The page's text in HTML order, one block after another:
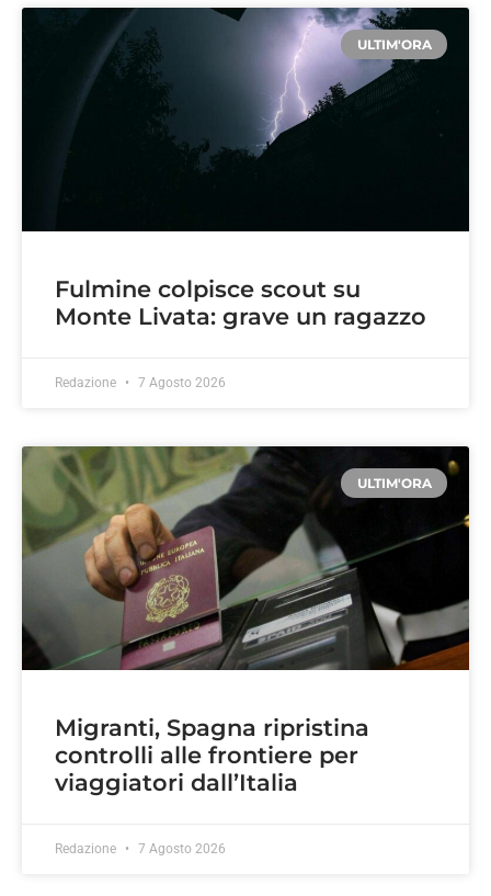
ULTIM'ORA
Fulmine colpisce scout su
Monte Livata: grave un ragazzo
Redazione 7 Agosto 2026
ULTIM'ORA
Migranti, Spagna ripristina
controlli alle frontiere per
viaggiatori dall’Italia
Redazione 7 Agosto 2026